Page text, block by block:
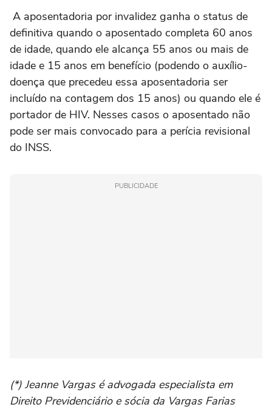
A aposentadoria por invalidez ganha o status de
definitiva quando o aposentado completa 60 anos
de idade, quando ele alcança 55 anos ou mais de
idade e 15 anos em benefício (podendo o auxílio-
doença que precedeu essa aposentadoria ser
incluído na contagem dos 15 anos) ou quando ele é
portador de HIV. Nesses casos o aposentado não
pode ser mais convocado para a perícia revisional
do INSS.
PUBLICIDADE
(*) Jeanne Vargas é advogada especialista em
Direito Previdenciário e sócia da Vargas Farias